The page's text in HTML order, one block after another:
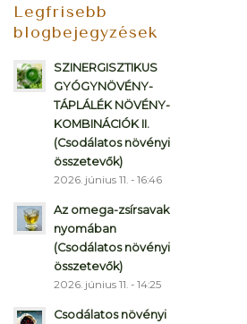
Legfrisebb
blogbejegyzések
SZINERGISZTIKUS
GYÓGYNÖVÉNY-
TÁPLÁLÉK NÖVÉNY-
KOMBINÁCIÓK II.
(Csodálatos növényi
összetevők)
2026. június 11. - 16:46
Az omega-zsírsavak
nyomában
(Csodálatos növényi
összetevők)
2026. június 11. - 14:25
Csodálatos növényi